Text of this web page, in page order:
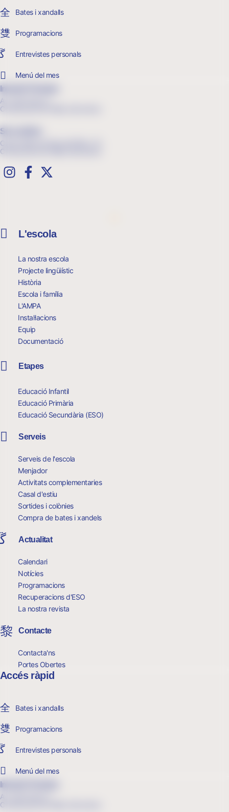
Bates i xandalls
Programacions
Entrevistes personals
Menú del mes
Av. Sant Iscle, 6
Cerdanyola del Vallès, Barcelona
Secundària
Carrer Mare de Déu del Pilar, 113
Cerdanyola del Vallès, Barcelona
L'escola
La nostra escola
Projecte lingüiístic
Història
Escola i família
L'AMPA
Instal·lacions
Equip
Documentació
Etapes
Educació Infantil
Educació Primària
Educació Secundària (ESO)
Serveis
Serveis de l'escola
Menjador
Activitats complementaries
Casal d'estiu
Sortides i colònies
Compra de bates i xandels
Actualitat
Calendari
Notícies
Programacions
Recuperacions d'ESO
La nostra revista
Contacte
Contacta'ns
Portes Obertes
Accés ràpid
Bates i xandalls
Programacions
Entrevistes personals
Menú del mes
Av. Sant Iscle, 6
Cerdanyola del Vallès, Barcelona